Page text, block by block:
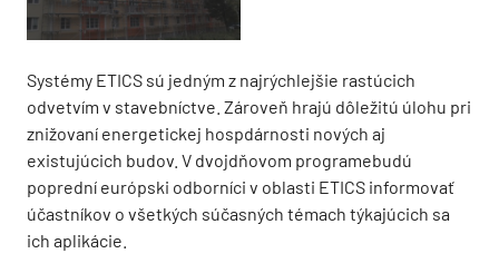
Systémy ETICS sú jedným z najrýchlejšie rastúcich
odvetvím v stavebníctve. Zároveň hrajú dôležitú úlohu pri
znižovaní energetickej hospdárnosti nových aj
existujúcich budov. V dvojdňovom programebudú
poprední európski odborníci v oblasti ETICS informovať
účastníkov o všetkých súčasných témach týkajúcich sa
ich aplikácie.